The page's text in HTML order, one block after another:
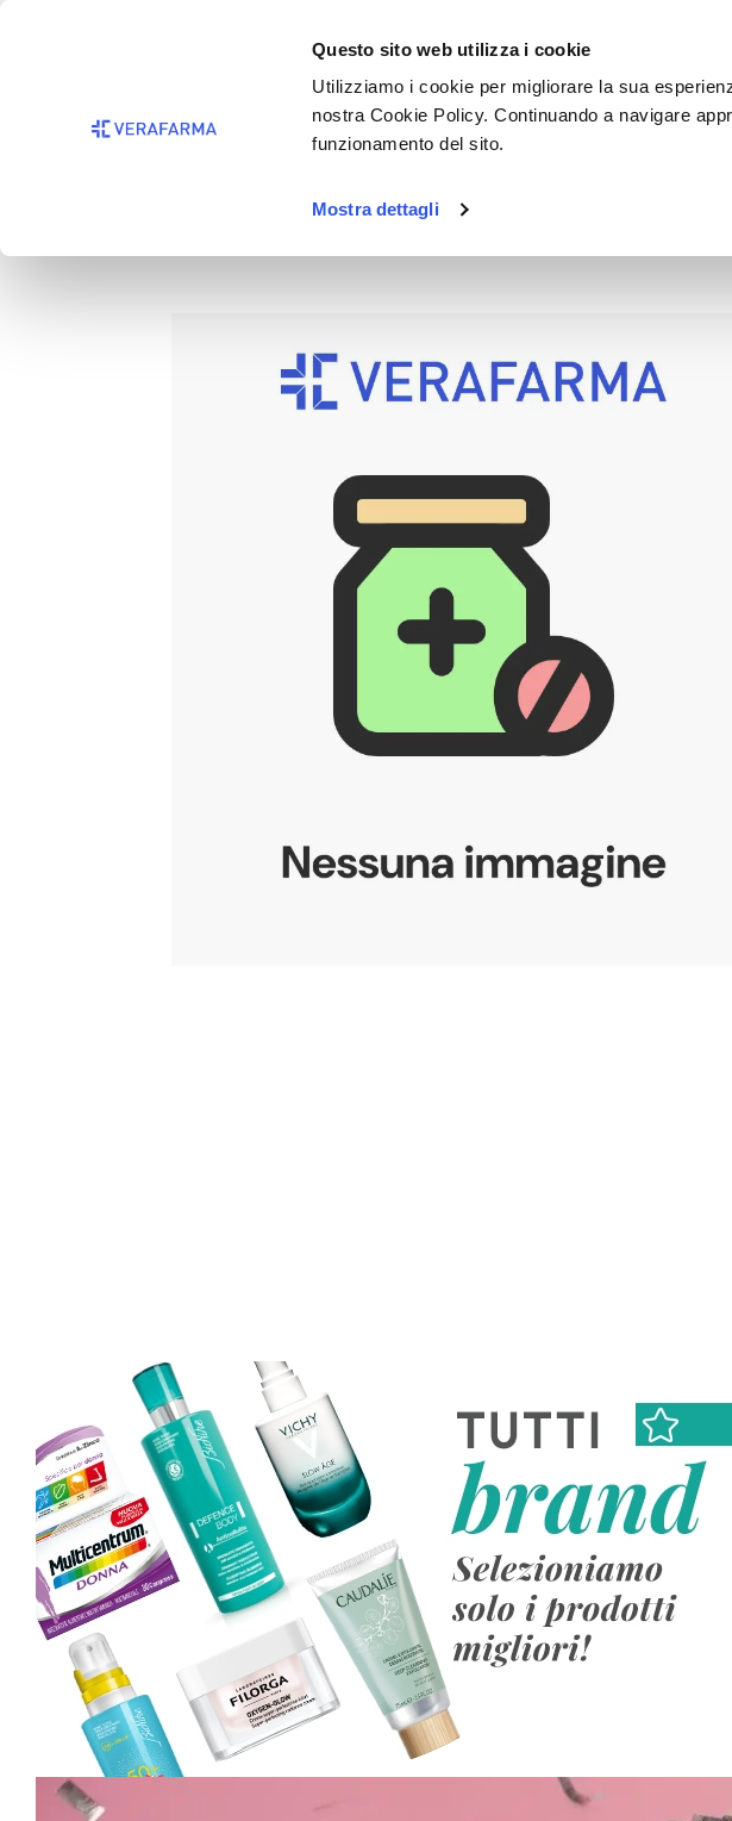
Questo sito web utilizza i cookie
Utilizziamo i cookie per migliorare la sua
nostra Cookie Policy. Continuando a navigare
funzionamento del sito.
Mostra dettagli
Passa alla navigazione principale
MEDI U GAMB.COT.21 NERO 6 2150